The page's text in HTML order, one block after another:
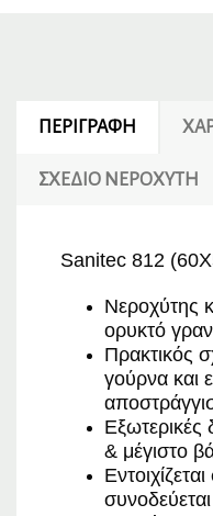
ΠΕΡΙΓΡΑΦΉ
ΣΧΕΔΙΟ ΝΕΡΟΧΥΤΗ
Sanitec 812
Νεροχύτης
ορυκτό
Πρακτικός
γούρνα και
Εξωτερικές
& μέγιστο